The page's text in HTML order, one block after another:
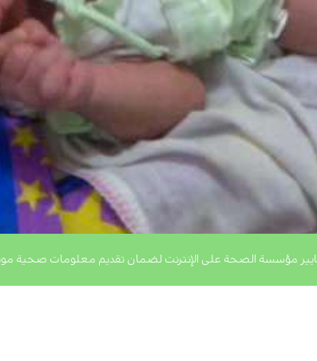
مؤسسة الصحة على الإنترنت لضمان تقديم معلومات صحية